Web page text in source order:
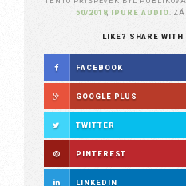
50/2018, IPURE AUDIO .
LIKE? SHARE WITH
FACEBOOK
GOOGLE PLUS
TWITTER
PINTEREST
LINKEDIN